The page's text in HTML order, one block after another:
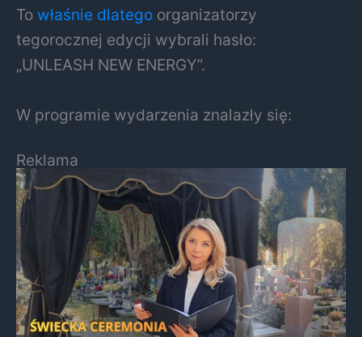
To właśnie dlatego organizatorzy
tegorocznej edycji wybrali hasło:
„UNLEASH NEW ENERGY”.
W programie wydarzenia znalazły się:
Reklama